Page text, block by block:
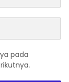
pada